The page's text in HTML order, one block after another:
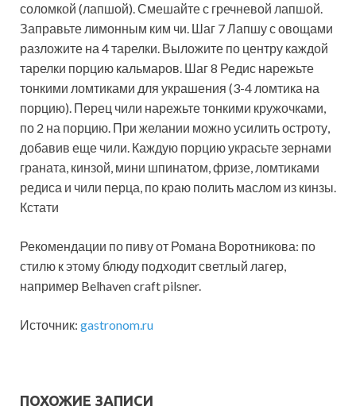
соломкой (лапшой). Смешайте с гречневой лапшой.
Заправьте лимонным ким чи. Шаг 7 Лапшу с овощами
разложите на 4 тарелки. Выложите по центру каждой
тарелки порцию кальмаров. Шаг 8 Редис нарежьте
тонкими ломтиками для украшения (3-4 ломтика на
порцию). Перец чили нарежьте тонкими кружочками,
по 2 на порцию. При желании можно усилить остроту,
добавив еще чили. Каждую порцию украсьте зернами
граната, кинзой, мини шпинатом, фризе, ломтиками
редиса и чили перца, по краю полить маслом из кинзы.
Кстати
Рекомендации по пиву от Романа Воротникова: по
стилю к этому блюду подходит светлый лагер,
например Belhaven craft pilsner.
Источник: gastronom.ru
ПОХОЖИЕ ЗАПИСИ